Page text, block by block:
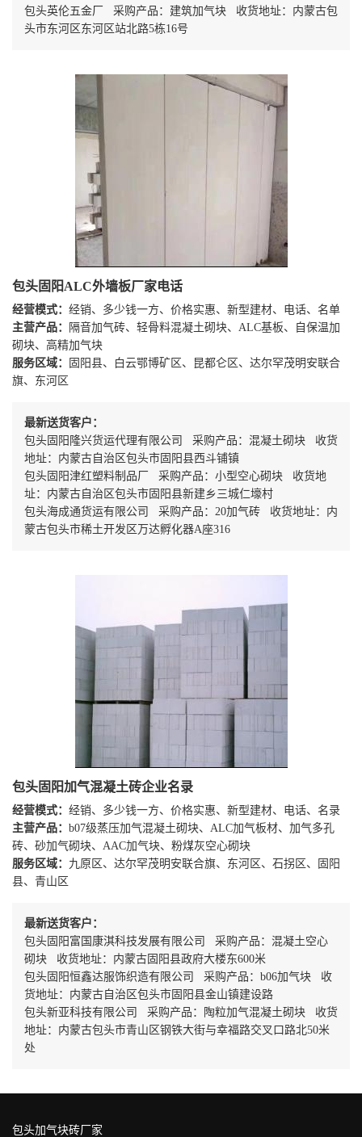
包头英伦五金厂 采购产品：建筑加气块 收货地址：内蒙古包
头市东河区东河区站北路5栋16号
包头固阳ALC外墙板厂家电话
经营模式： 经销、多少钱一方、价格实惠、新型建材、电话、名单
主营产品：
隔音加气砖、轻骨料混凝土砌块、ALC基板、自保温加
砌块、高精加气块
服务区域：
固阳县、白云鄂博矿区、昆都仑区、达尔罕茂明安联合
旗、东河区
最新送货客户：
包头固阳隆兴货运代理有限公司 采购产品：混凝土砌块 收货
地址：内蒙古自治区包头市固阳县西斗铺镇
包头固阳津红塑料制品厂 采购产品：小型空心砌块 收货地
址：内蒙古自治区包头市固阳县新建乡三城仁壕村
包头海成通货运有限公司 采购产品：20加气砖 收货地址：内
蒙古包头市稀土开发区万达孵化器A座316
包头固阳加气混凝土砖企业名录
经营模式： 经销、多少钱一方、价格实惠、新型建材、电话、名录
主营产品： b07级蒸压加气混凝土砌块、ALC加气板材、加气多孔
砖、砂加气砌块、AAC加气块、粉煤灰空心砌块
服务区域： 九原区、达尔罕茂明安联合旗、东河区、石拐区、固阳
县、青山区
最新送货客户：
包头固阳富国康淇科技发展有限公司 采购产品：混凝土空心
砌块 收货地址：内蒙古固阳县政府大楼东600米
包头固阳恒鑫达服饰织造有限公司 采购产品：b06加气块 收
货地址：内蒙古自治区包头市固阳县金山镇建设路
包头新亚科技有限公司 采购产品：陶粒加气混凝土砌块 收货
地址：内蒙古包头市青山区钢铁大街与幸福路交叉口路北50米
处
包头加气块砖厂家